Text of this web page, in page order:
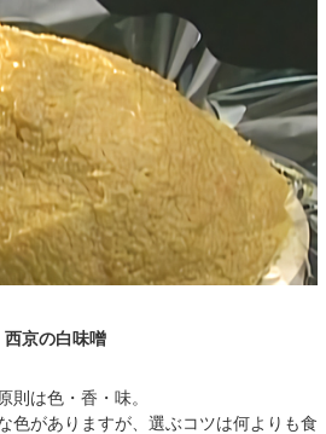
西京の白味噌
則は色・香・味。
色がありますが、選ぶコツは何よりも食